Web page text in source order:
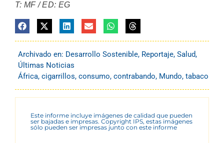
T: MF / ED: EG
Archivado en: Desarrollo Sostenible, Reportaje, Salud,
Últimas Noticias
África, cigarrillos, consumo, contrabando, Mundo, tabaco
Este informe incluye imágenes de calidad que pueden
ser bajadas e impresas. Copyright IPS, estas imágenes
sólo pueden ser impresas junto con este informe